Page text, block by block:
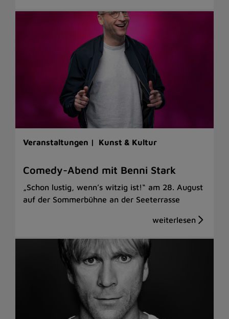
Veranstaltungen | Kunst & Kultur
Comedy-Abend mit Benni Stark
„Schon lustig, wenn’s witzig ist!“ am 28. August
auf der Sommerbühne an der Seeterrasse